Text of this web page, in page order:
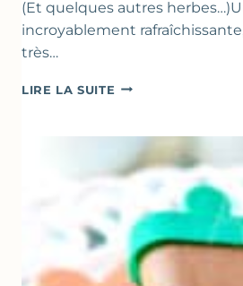
(Et quelques autres
incroyablement
très…
LIRE LA SUITE SOUPE
COURGETTES
AU
CITRON
BASILIC